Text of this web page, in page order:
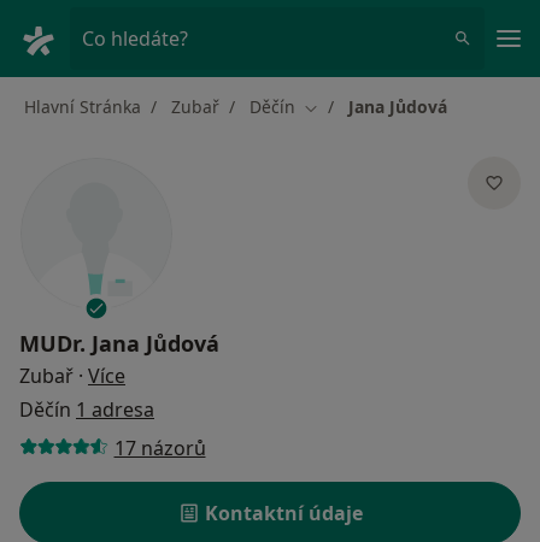
Co hledáte?
Hlavní Stránka Zubař Děčín Změna města
Jana Jůdová
MUDr. Jana Jůdová
Zubař · Více
Děčín 1 adresa
17 názorů
Kontaktní údaje